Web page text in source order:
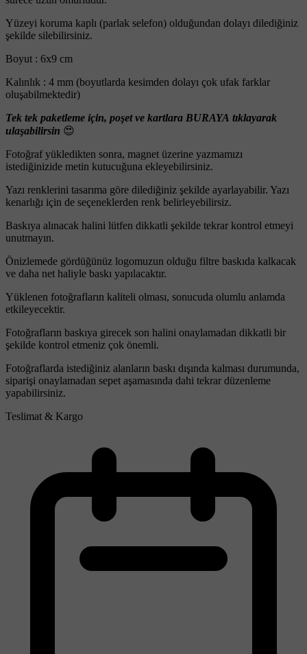
Yüzeyi koruma kaplı (parlak selefon) olduğundan dolayı dilediğiniz
şekilde silebilirsiniz.
Boyut : 6x9 cm
Kalınlık : 4 mm (boyutlarda kesimden dolayı çok ufak farklar
oluşabilmektedir)
Tek tek paketleme için, poşet ve kartlara BURAYA tıklayarak
ulaşabilirsin 😍
Fotoğraf yükledikten sonra, magnet üzerine yazmamızı
istediğinizide metin kutucuğuna ekleyebilirsiniz.
Yazı renklerini tasarıma göre dilediğiniz şekilde ayarlayabilir. Yazı
kenarlığı için de seçeneklerden renk belirleyebilirsiz.
Baskıya alınacak halini lütfen dikkatli şekilde tekrar kontrol etmeyi
unutmayın.
Önizlemede gördüğünüz logomuzun olduğu filtre baskıda kalkacak
ve daha net haliyle baskı yapılacaktır.
Yüklenen fotoğrafların kaliteli olması, sonucuda olumlu anlamda
etkileyecektir.
Fotoğrafların baskıya girecek son halini onaylamadan dikkatli bir
şekilde kontrol etmeniz çok önemli.
Fotoğraflarda istediğiniz alanların baskı dışında kalması durumunda,
siparişi onaylamadan sepet aşamasında dahi tekrar düzenleme
yapabilirsiniz.
Teslimat & Kargo